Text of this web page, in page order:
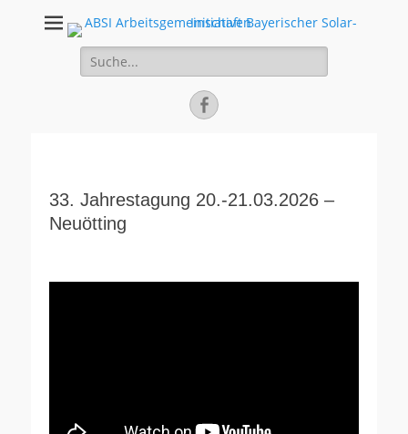
ABSI
100% Erneuerbare Energien
Suche
für:
Facebook
33. Jahrestagung 20.-21.03.2026 –
Neuötting